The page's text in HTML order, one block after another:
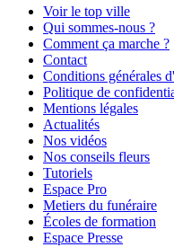
Voir le top ville
Qui sommes-nous ?
Comment ça marche ?
Contact
Conditions générales
Politique de
Mentions légales
Actualités
Nos vidéos
Nos conseils fleurs
Tutoriels
Espace Pro
Metiers du funéraire
Écoles de formation
Espace Presse